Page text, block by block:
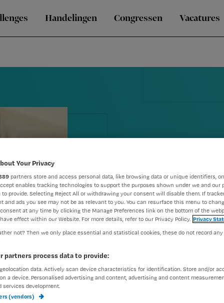
Handelingen Congressen Vacatures
Blog Jos:
vinden'
Auteur:
Your Privacy
partners store and access personal data, like browsing data or unique identifiers,
enables tracking technologies to support the purposes shown under we and our
to provide. Selecting Reject All or withdrawing your consent will disable them. If
and ads you see may not be as relevant to you. You can resurface this menu to
at any time by clicking the Manage Preferences link on the bottom of the
effect within our Website. For more details, refer to our Privacy Policy. Privacy
not? Then we only place essential and statistical cookies, these do not record
partners process data to provide:
data. Actively scan device characteristics for identification. Store and/or
a device. Personalised advertising and content, advertising and content
services development.
(vendors)